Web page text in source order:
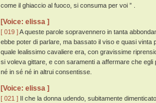
come il ghiaccio al fuoco, si consuma per voi ” .
[Voice: elissa ]
[ 019 ]A queste parole sopravennero in tanta
ebbe poter di parlare, ma bassato il viso e quasi vinta
quale lealissimo cavaliere era, con gravissime
si voleva gittare, e con saramenti a affermare che
né in sé né in altrui consentisse.
[Voice: elissa ]
[ 021 ] Il che la donna udendo, subitamente